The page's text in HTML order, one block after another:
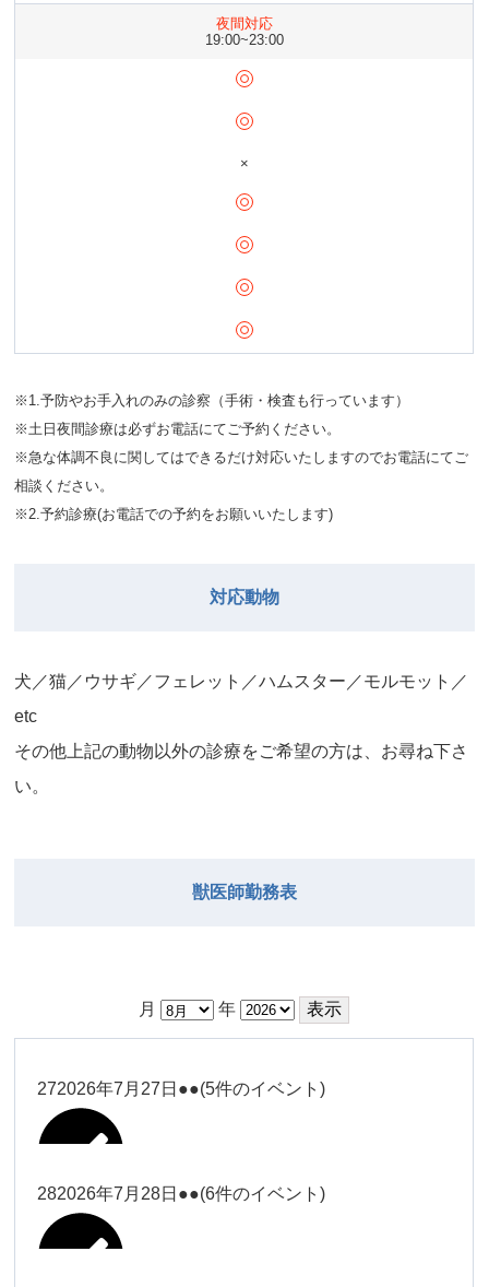
夜間対応
19:00~23:00
×
※1.予防やお手入れのみの診察（手術・検査も行っています）
※土日夜間診療は必ずお電話にてご予約ください。
※急な体調不良に関してはできるだけ対応いたしますのでお電話にてご
相談ください。
※2.予約診療(お電話での予約をお願いいたします)
対応動物
⽝／猫／ウサギ／フェレット／ハムスター／モルモット／
etc
その他上記の動物以外の診療をご希望の⽅は、お尋ね下さ
い。
獣医師勤務表
月 年
272026年7月27日 ●●(5件のイベント)
大西
282026年7月28日 ●●(6件のイベント)